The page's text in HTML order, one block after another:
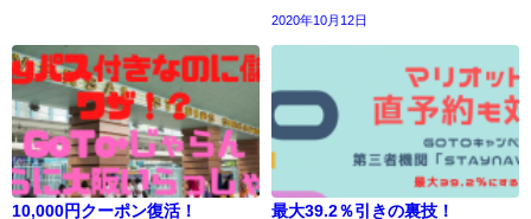
2020年10月12日
10,000円クーポン復活！
最大39.2％引きの裏技！